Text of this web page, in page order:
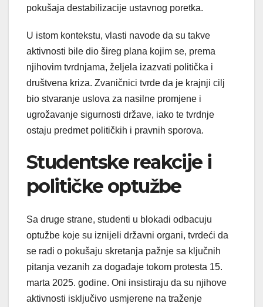
pokušaja destabilizacije ustavnog poretka.
U istom kontekstu, vlasti navode da su takve
aktivnosti bile dio šireg plana kojim se, prema
njihovim tvrdnjama, željela izazvati politička i
društvena kriza. Zvaničnici tvrde da je krajnji cilj
bio stvaranje uslova za nasilne promjene i
ugrožavanje sigurnosti države, iako te tvrdnje
ostaju predmet političkih i pravnih sporova.
Studentske reakcije i
političke optužbe
Sa druge strane, studenti u blokadi odbacuju
optužbe koje su iznijeli državni organi, tvrdeći da
se radi o pokušaju skretanja pažnje sa ključnih
pitanja vezanih za događaje tokom protesta 15.
marta 2025. godine. Oni insistiraju da su njihove
aktivnosti isključivo usmjerene na traženje